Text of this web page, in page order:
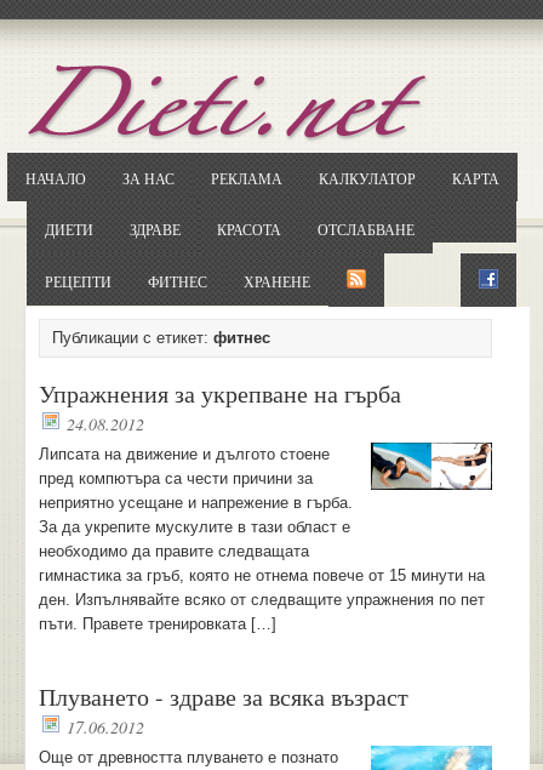
НАЧАЛО ЗА НАС РЕКЛАМА КАЛКУЛАТОР КАРТА
ДИЕТИ ЗДРАВЕ КРАСОТА ОТСЛАБВАНЕ
РЕЦЕПТИ ФИТНЕС ХРАНЕНЕ
Публикации с етикет: фитнес
Упражнения за укрепване на гърба
24.08.2012
Липсата на движение и дългото стоене
пред компютъра са чести причини за
неприятно усещане и напрежение в гърба.
За да укрепите мускулите в тази област е
необходимо да правите следващата
гимнастика за гръб, която не отнема повече от 15 минути на
ден. Изпълнявайте всяко от следващите упражнения по пет
пъти. Правете тренировката […]
Плуването - здраве за всяка възраст
17.06.2012
Още от древността плуването е познато
ОтворетеGoogle.bg
Потърсете "Cloxy"
Кликнете на първия резултат
... и я въведете в полето: